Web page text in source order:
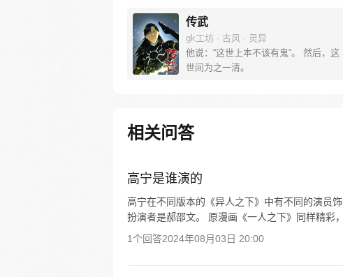
传武
gk工坊 · 古风 · 灵异
他说：“这世上本不该有鬼”。 然后，这
世间为之一清。
相关问答
高宁是谁演的
高宁在不同版本的《异人之下》中有不同的演员
扮演者是郝邵文。 原漫画《一人之下》同样精彩
1个回答2024年08月03日 20:00